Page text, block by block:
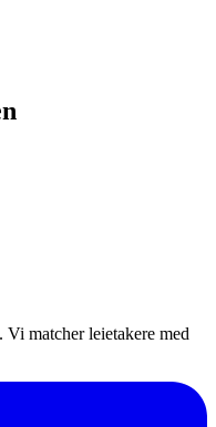
matcher leietakere med